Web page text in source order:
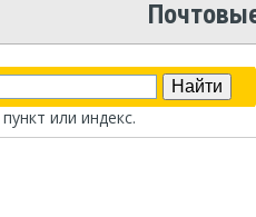
или индекс.